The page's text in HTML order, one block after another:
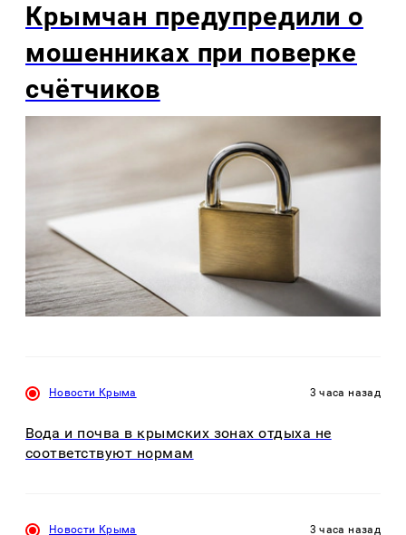
Крымчан предупредили о
мошенниках при поверке
счётчиков
Новости Крыма 3 часа назад
Вода и почва в крымских зонах отдыха не
соответствуют нормам
Новости Крыма 3 часа назад